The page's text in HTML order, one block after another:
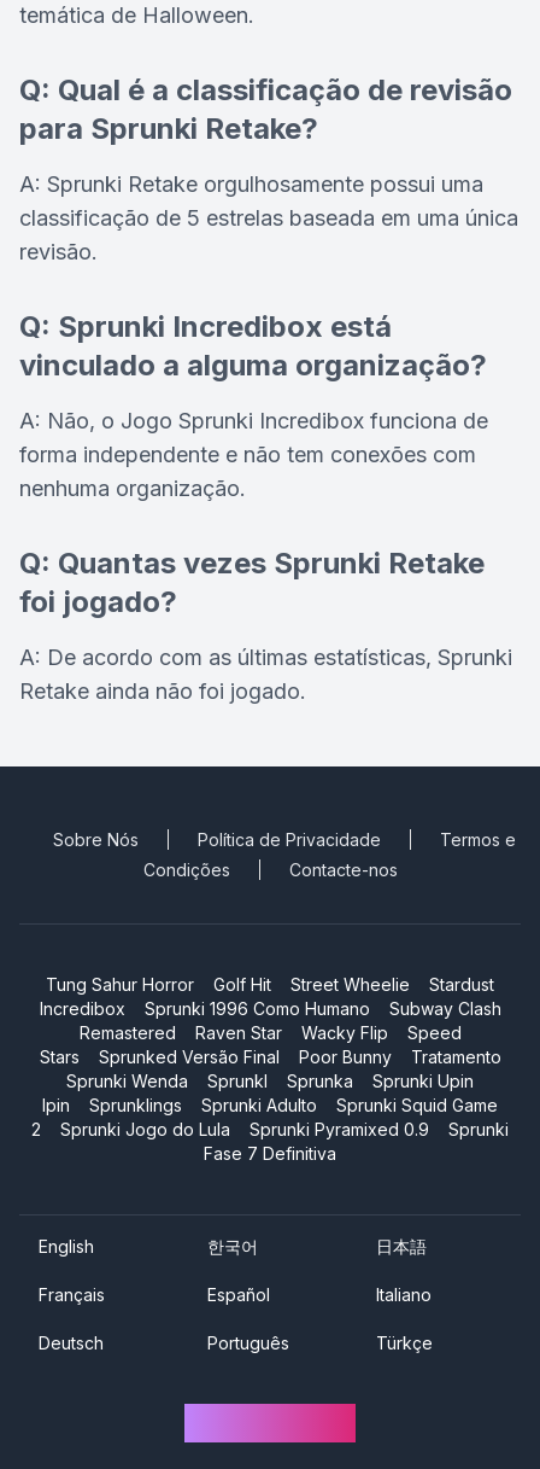
temática de Halloween.
Q: Qual é a classificação de revisão
para Sprunki Retake?
A: Sprunki Retake orgulhosamente possui uma
classificação de 5 estrelas baseada em uma única
revisão.
Q: Sprunki Incredibox está
vinculado a alguma organização?
A: Não, o Jogo Sprunki Incredibox funciona de
forma independente e não tem conexões com
nenhuma organização.
Q: Quantas vezes Sprunki Retake
foi jogado?
A: De acordo com as últimas estatísticas, Sprunki
Retake ainda não foi jogado.
Sobre Nós Política de Privacidade
Termos e
Condições
Contacte-nos
Tung Sahur Horror Golf Hit Street Wheelie
Stardust
Incredibox
Sprunki 1996 Como Humano
Subway Clash
Remastered
Raven Star Wacky Flip
Speed
Stars
Sprunked Versão Final Poor Bunny
Tratamento
Sprunki Wenda
Sprunkl Sprunka
Sprunki Upin
Ipin
Sprunklings Sprunki Adulto
Sprunki Squid Game
2
Sprunki Jogo do Lula Sprunki Pyramixed 0.9
Sprunki
Fase 7 Definitiva
English 한국어 日本語
Français Español Italiano
Deutsch Português Türkçe